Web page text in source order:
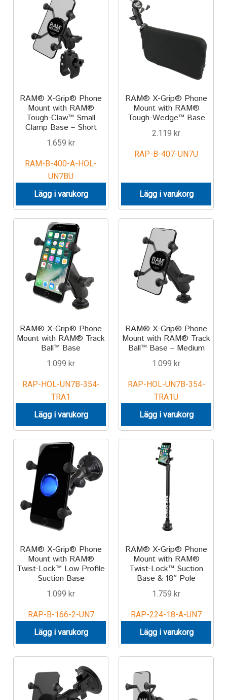
RAM® X-Grip® Phone
Mount with RAM®
Tough-Claw™ Small
Clamp Base – Short
1.659 kr
RAM-B-400-A-HOL-
UN7BU
Lägg i varukorg
RAM® X-Grip® Phone
Mount with RAM®
Tough-Wedge™ Base
2.119 kr
RAP-B-407-UN7U
Lägg i varukorg
RAM® X-Grip® Phone
Mount with RAM® Track
Ball™ Base
1.099 kr
RAP-HOL-UN7B-354-
TRA1
Lägg i varukorg
RAM® X-Grip® Phone
Mount with RAM® Track
Ball™ Base – Medium
1.099 kr
RAP-HOL-UN7B-354-
TRA1U
Lägg i varukorg
RAM® X-Grip® Phone
Mount with RAM®
Twist-Lock™ Low Profile
Suction Base
1.099 kr
RAP-B-166-2-UN7
Lägg i varukorg
RAM® X-Grip® Phone
Mount with RAM®
Twist-Lock™ Suction
Base & 18″ Pole
1.759 kr
RAP-224-18-A-UN7
Lägg i varukorg